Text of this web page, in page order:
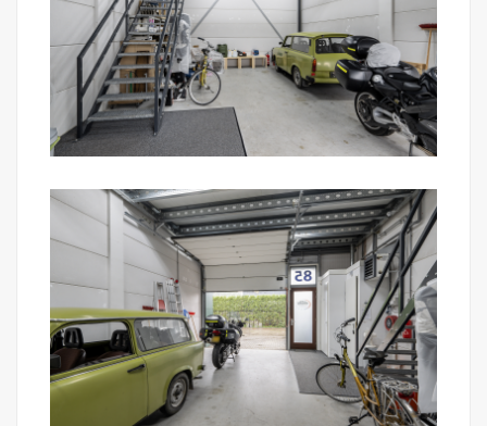
een steenworp afstand en verbindt je razendsnel
met de A4 en de A16. Rotterdam, Breda,
Roosendaal en Bergen op Zoom liggen allemaal
binnen een halfuur rijden. Numansdorp vormt zo
een logische uitvalsbasis tussen de Randstad en
Noord-Brabant, ideaal als je regelmatig onderweg
bent of klanten uit de regio ontvangt. In het dorp
zelf vind je daarnaast winkels, horeca en
voorzieningen voor de dagelijkse boodschap of een
snelle lunch.
Wat maakt deze unit interessant?
- 'Plug & play' kantoorruimte, inclusief inboedel
(exclusief pc's);
- Multifunctioneel: opslag, werkplaats en kantoor